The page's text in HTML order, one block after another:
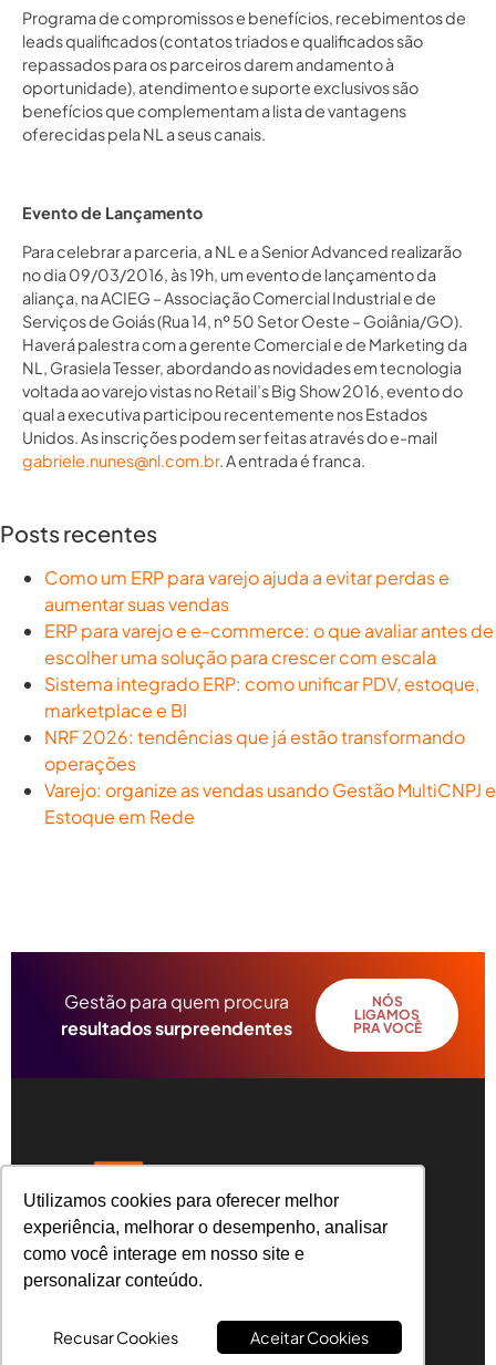
Utilizamos cookies para oferecer melhor
experiência, melhorar o desempenho, analisar
como você interage em nosso site e
personalizar conteúdo.
Recusar Cookies Aceitar Cookies
Utilizamos cookies para oferecer melhor
experiência, melhorar o desempenho, analisar
como você interage em nosso site e
personalizar conteúdo.
Recusar Cookies Aceitar Cookies
Programa de compromissos e benefícios, recebimentos de
leads qualificados (contatos triados e qualificados são
repassados para os parceiros darem andamento à
oportunidade), atendimento e suporte exclusivos são
benefícios que complementam a lista de vantagens
oferecidas pela NL a seus canais.
Evento de Lançamento
Para celebrar a parceria, a NL e a Senior Advanced realizarão
no dia 09/03/2016, às 19h, um evento de lançamento da
aliança, na ACIEG – Associação Comercial Industrial e de
Serviços de Goiás (Rua 14, nº 50 Setor Oeste – Goiânia/GO).
Haverá palestra com a gerente Comercial e de Marketing da
NL, Grasiela Tesser, abordando as novidades em tecnologia
voltada ao varejo vistas no Retail’s Big Show 2016, evento do
qual a executiva participou recentemente nos Estados
Unidos. As inscrições podem ser feitas através do e-mail
gabriele.nunes@nl.com.br. A entrada é franca.
Posts recentes
Como um ERP para varejo ajuda a evitar perdas e
aumentar suas vendas
ERP para varejo e e-commerce: o que avaliar antes de
escolher uma solução para crescer com escala
Sistema integrado ERP: como unificar PDV, estoque,
marketplace e BI
NRF 2026: tendências que já estão transformando
operações
Varejo: organize as vendas usando Gestão MultiCNPJ e
Estoque em Rede
Gestão para quem procura
resultados surpreendentes
NÓS
LIGAMOS
PRA VOCÊ
R. Angelo Michelin, 31 – Universitário, Caxias
do Sul – RS, CEP 95041-050